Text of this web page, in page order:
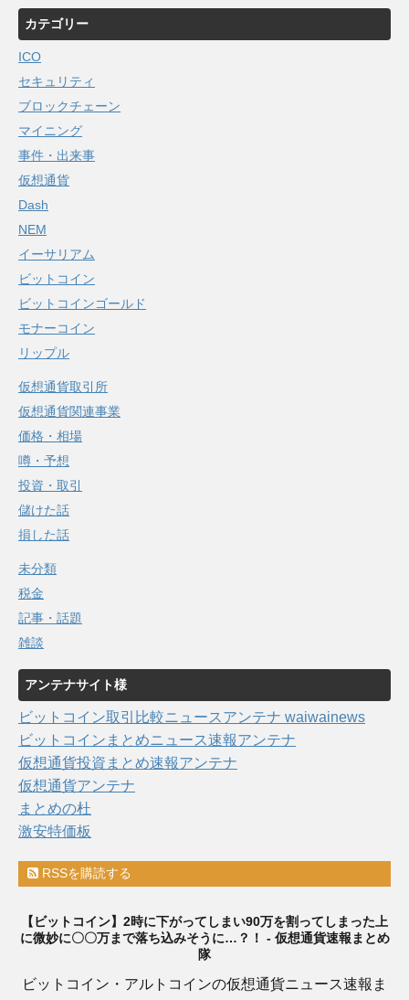
カテゴリー
ICO
セキュリティ
ブロックチェーン
マイニング
事件・出来事
仮想通貨
Dash
NEM
イーサリアム
ビットコイン
ビットコインゴールド
モナーコイン
リップル
仮想通貨取引所
仮想通貨関連事業
価格・相場
噂・予想
投資・取引
儲けた話
損した話
未分類
税金
記事・話題
雑談
アンテナサイト様
ビットコイン取引比較ニュースアンテナ waiwainews
ビットコインまとめニュース速報アンテナ
仮想通貨投資まとめ速報アンテナ
仮想通貨アンテナ
まとめの杜
激安特価板
RSSを購読する
【ビットコイン】2時に下がってしまい90万を割ってしまった上
に微妙に〇〇万まで落ち込みそうに…？！ - 仮想通貨速報まとめ
隊
ビットコイン・アルトコインの仮想通貨ニュース速報ま